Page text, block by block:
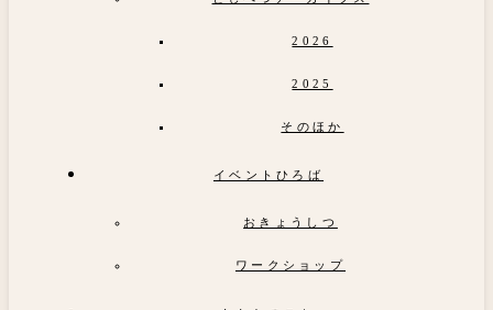
2026
2025
そのほか
イベントひろば
おきょうしつ
ワークショップ